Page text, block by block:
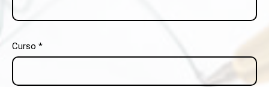
Curso *